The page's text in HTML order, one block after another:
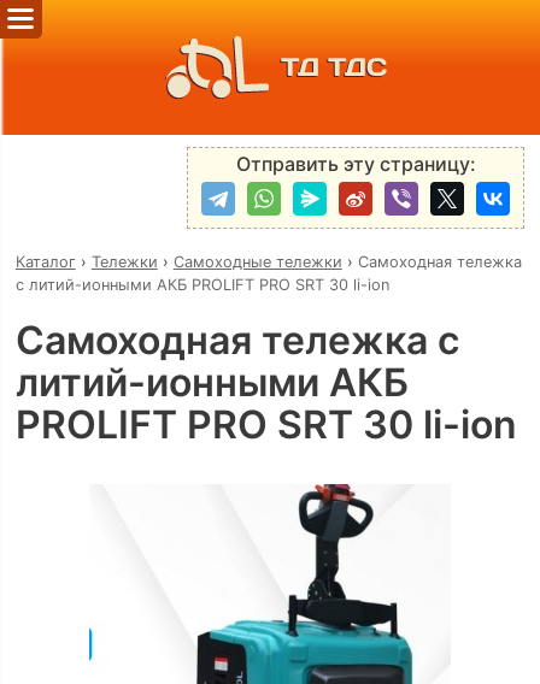
ТД ТДС
Отправить эту страницу:
Каталог› Тележки › Самоходные тележки › Самоходная тележка
с литий-ионными АКБ PROLIFT PRO SRT 30 li-ion
Самоходная тележка с
литий-ионными АКБ
PROLIFT PRO SRT 30 li-ion